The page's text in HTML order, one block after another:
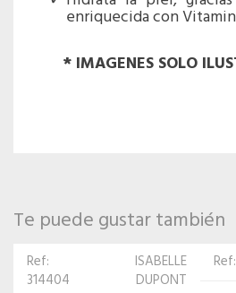
enriquecida con
* IMAGENES SOLO
Te puede gustar también
Ref: 313629
REVLON
PROFESSIONAL
Ref: